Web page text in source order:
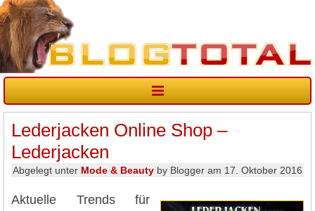
Lederjacken Online Shop –
Lederjacken
Abgelegt unter Mode & Beauty by Blogger am 17. Oktober 2016
Aktuelle Trends für